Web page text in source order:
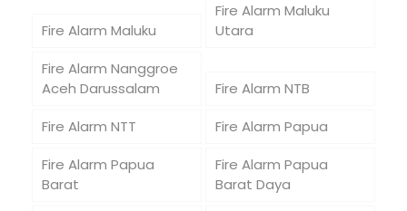
Fire Alarm Maluku
Fire Alarm Maluku
Utara
Fire Alarm Nanggroe
Aceh Darussalam
Fire Alarm NTB
Fire Alarm NTT
Fire Alarm Papua
Fire Alarm Papua
Barat
Fire Alarm Papua
Barat Daya